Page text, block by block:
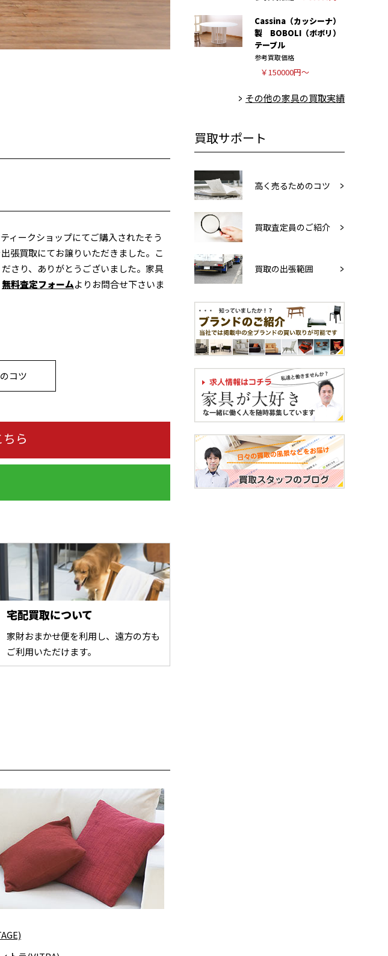
ィークショップにてご購入されたそう
張買取にてお譲りいただきました。こ
さり、ありがとうございました。家具
無料査定フォームよりお問合せ下さいま
コツ
ら
宅配買取について
家財おまかせ便を利用し、遠方の方も
ご利用いただけます。
Cassina（カッシーナ）
製 BOBOLI（ボボリ）
テーブル
参考買取価格
￥150000円～
その他の家具の買取実績
買取サポート
高く売るためのコツ
買取査定員のご紹介
買取の出張範囲